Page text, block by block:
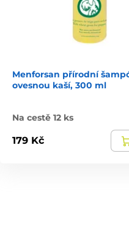
Menforsan přírodní
ovesnou kaší, 300 ml
Na cestě 12 ks
179 Kč